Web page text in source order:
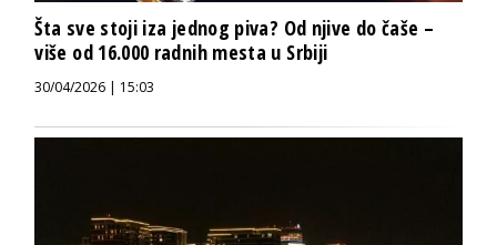
Šta sve stoji iza jednog piva? Od njive do čaše –
više od 16.000 radnih mesta u Srbiji
30/04/2026 | 15:03